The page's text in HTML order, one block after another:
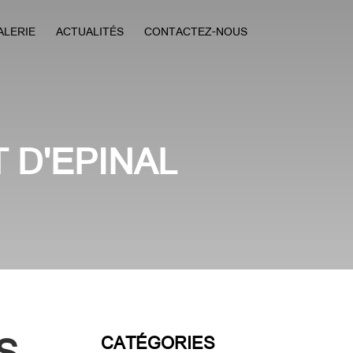
ACTUALITÉS CONTACTEZ-NOUS
D'EPINAL
CATÉGORIES